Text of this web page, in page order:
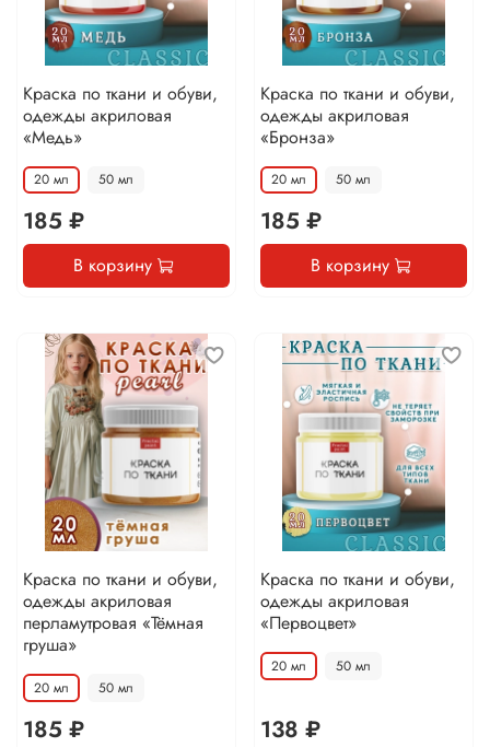
Краска по ткани и обуви,
одежды акриловая
«Медь»
20 мл 50 мл
185 ₽
В корзину
Краска по ткани и обуви,
одежды акриловая
«Бронза»
20 мл 50 мл
185 ₽
В корзину
Краска по ткани и обуви,
одежды акриловая
перламутровая «Тёмная
груша»
20 мл 50 мл
185 ₽
Краска по ткани и обуви,
одежды акриловая
«Первоцвет»
20 мл 50 мл
138 ₽